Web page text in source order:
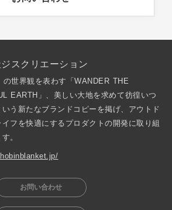
スクリエーション
の世界観を表わす「WANDER THE
EARTH」、美しい大地を求めて彷徨いつ
う新たなブランドコピーを掲げ、アウトド
イフを快適にするプロダクトの開発に取り組
。
お問い合わせ